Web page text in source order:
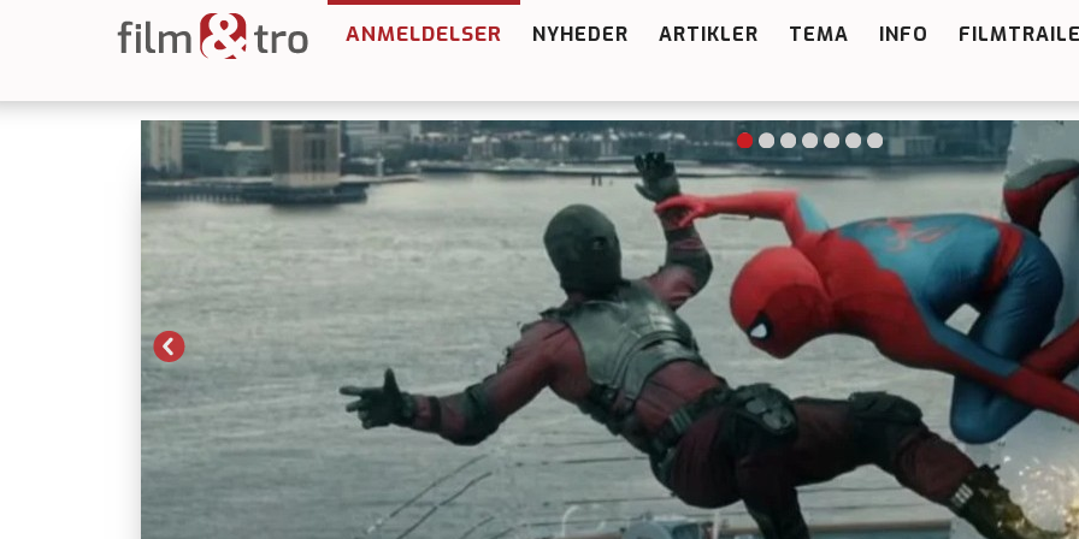
ANMELDELSER NYHEDER ARTIKLER TEMA INFO